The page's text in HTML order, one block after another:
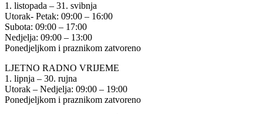
1. listopada – 31. svibnja
Utorak- Petak: 09:00 – 16:00
Subota: 09:00 – 17:00
Nedjelja: 09:00 – 13:00
Ponedjeljkom i praznikom zatvoreno
LJETNO RADNO VRIJEME
1. lipnja – 30. rujna
Utorak – Nedjelja: 09:00 – 19:00
Ponedjeljkom i praznikom zatvoreno